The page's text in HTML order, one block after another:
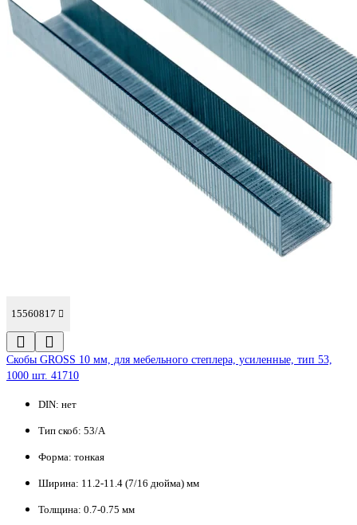
15560817
Скобы GROSS 10 мм, для мебельного степлера, усиленные, тип 53,
1000 шт. 41710
DIN: нет
Тип скоб: 53/A
Форма: тонкая
Ширина: 11.2-11.4 (7/16 дюйма) мм
Толщина: 0.7-0.75 мм